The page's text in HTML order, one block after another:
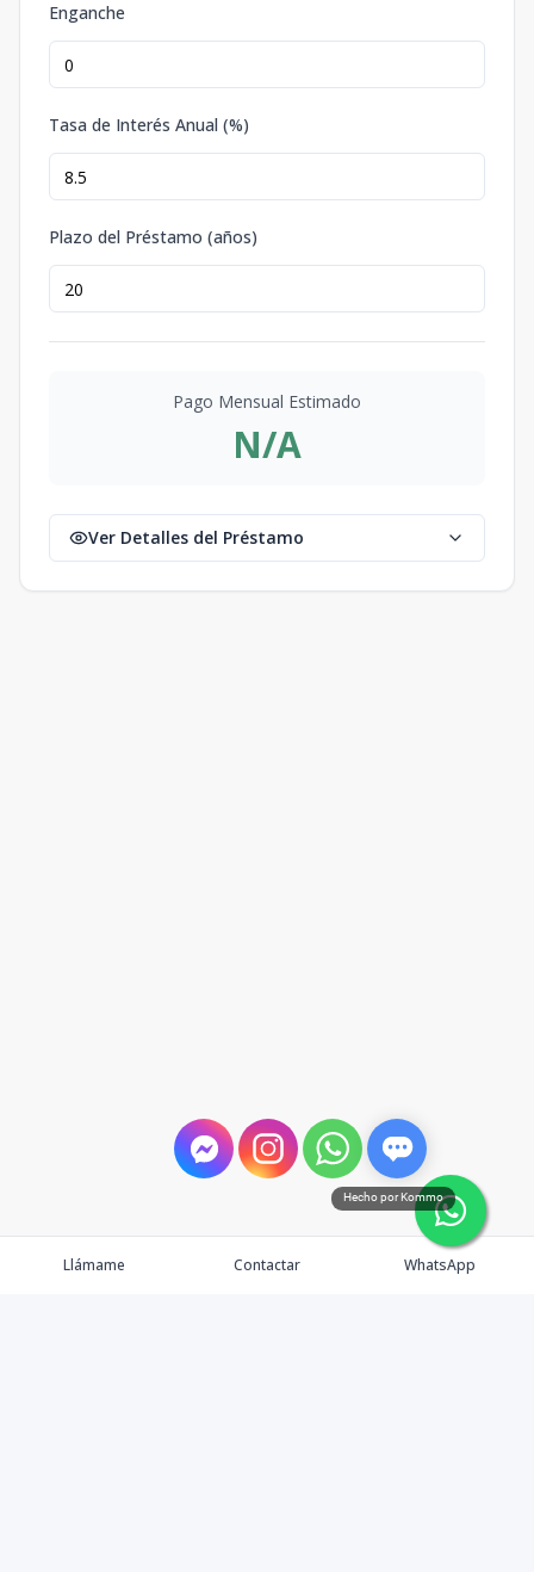
Enganche
Tasa de Interés Anual (%)
Plazo del Préstamo (años)
Pago Mensual Estimado
N/A
Ver Detalles del Préstamo
Llámame Contactar WhatsApp
Hecho por Kommo